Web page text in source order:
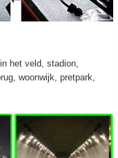
het veld, stadion,
woonwijk, pretpark,